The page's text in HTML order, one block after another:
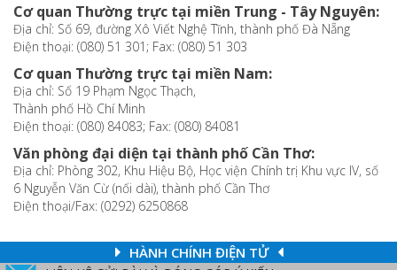
Cơ quan Thường trực tại miền Trung - Tây Nguyên:
Địa chỉ: Số 69, đường Xô Viết Nghệ Tĩnh, thành phố Đà Nẵng
Điện thoại: (080) 51 301; Fax: (080) 51 303
Cơ quan Thường trực tại miền Nam:
Địa chỉ: Số 19 Phạm Ngọc Thạch,
Thành phố Hồ Chí Minh
Điện thoại: (080) 84083; Fax: (080) 84081
Văn phòng đại diện tại thành phố Cần Thơ:
Địa chỉ: Phòng 302, Khu Hiệu Bộ, Học viện Chính trị Khu vực IV, số
6 Nguyễn Văn Cừ (nối dài), thành phố Cần Thơ
Điện thoại/Fax: (0292) 6250868
HÀNH CHÍNH ĐIỆN TỬ